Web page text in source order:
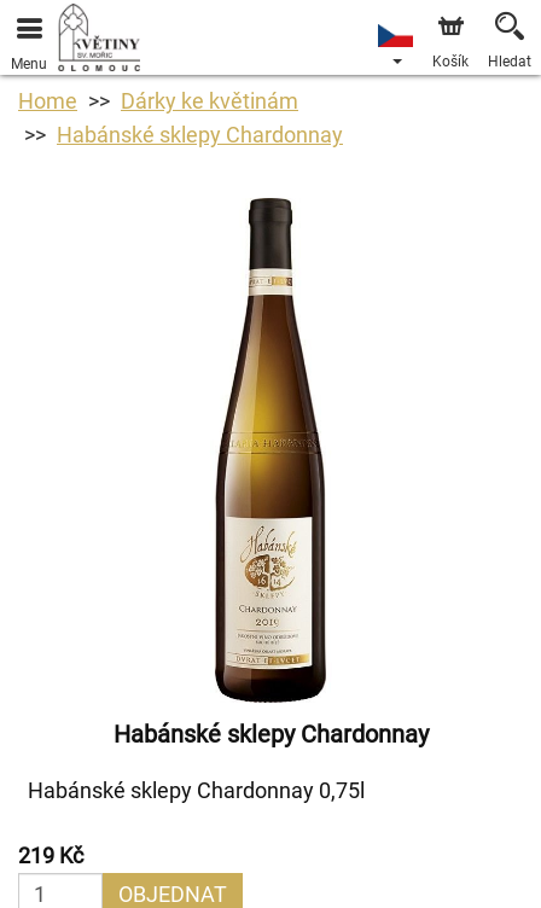
Menu Košík Hledat
Home
Dárky ke květinám
Habánské sklepy Chardonnay
Habánské sklepy Chardonnay
Habánské sklepy Chardonnay 0,75l
219 Kč
OBJEDNAT